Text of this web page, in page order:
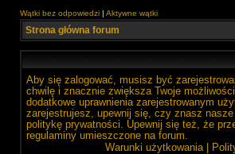
Wątki bez odpowiedzi | Aktywne wątki
Strona główna forum
Aby się zalogować, musisz być
chwilę i znacznie zwiększa Twoje
dodatkowe uprawnienia zarejestrowanym
zarejestrujesz, upewnij się, czy znasz
politykę prywatności. Upewnij się też, że
regulaminy umieszczone na forum.
Warunki użytkowania|